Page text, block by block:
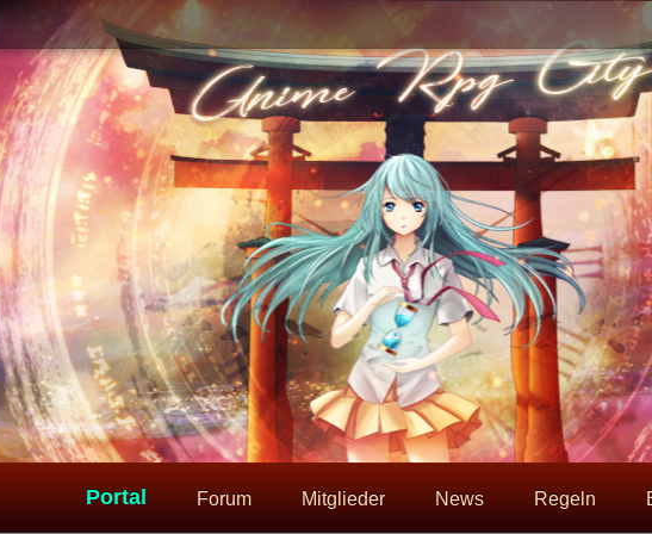
Portal Forum Mitglieder News Regeln